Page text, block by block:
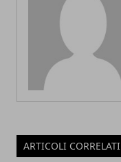
ARTICOLI CORRELATI